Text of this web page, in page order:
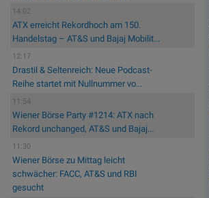
14:02
ATX erreicht Rekordhoch am 150.
Handelstag – AT&S und Bajaj Mobilit...
12:17
Drastil & Seltenreich: Neue Podcast-
Reihe startet mit Nullnummer vo...
11:54
Wiener Börse Party #1214: ATX nach
Rekord unchanged, AT&S und Bajaj...
11:30
Wiener Börse zu Mittag leicht
schwächer: FACC, AT&S und RBI
gesucht